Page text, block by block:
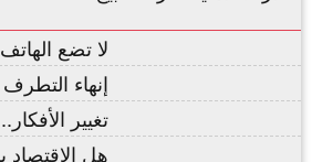
لا تضع
إنهاء
تغيير
هل الاقتصاد